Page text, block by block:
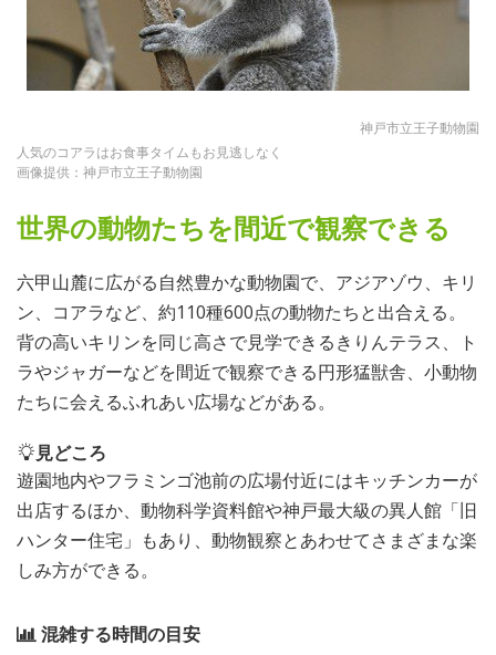
神戸市立王子動物園
人気のコアラはお食事タイムもお見逃しなく
画像提供：神戸市立王子動物園
世界の動物たちを間近で観察できる
六甲山麓に広がる自然豊かな動物園で、アジアゾウ、キリ
ン、コアラなど、約110種600点の動物たちと出合える。
背の高いキリンを同じ高さで見学できるきりんテラス、ト
ラやジャガーなどを間近で観察できる円形猛獣舎、小動物
たちに会えるふれあい広場などがある。
見どころ
遊園地内やフラミンゴ池前の広場付近にはキッチンカーが
出店するほか、動物科学資料館や神戸最大級の異人館「旧
ハンター住宅」もあり、動物観察とあわせてさまざまな楽
しみ方ができる。
混雑する時間の目安